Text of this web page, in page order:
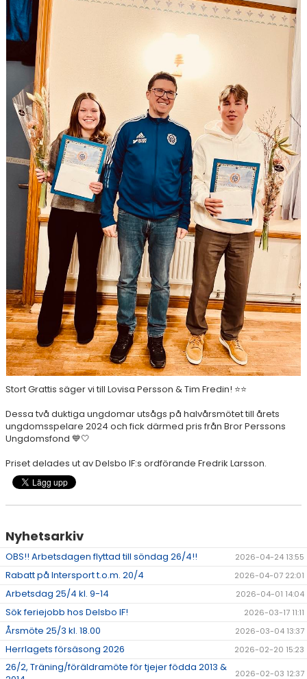
SPONSORER
STÖTTA DIF
KONTAKT
Stort Grattis säger vi till Lovisa Persson & Tim Fredin! ⭐⭐
Dessa två duktiga ungdomar utsågs på halvårsmötet till årets
ungdomsspelare 2024 och fick därmed pris från Bror Perssons
Ungdomsfond 💙🤍
Priset delades ut av Delsbo IF:s ordförande Fredrik Larsson.
Nyhetsarkiv
OBS!! Arbetsdagen flyttad till söndag 26/4!! 2026-04-24 13:55
Rabatt på Intersport t.o.m. 20/4 2026-04-07 22:01
Arbetsdag 25/4 kl. 9-14 2026-04-01 14:04
Sök feriejobb hos Delsbo IF! 2026-03-17 11:11
Årsmöte 25/3 kl. 18.00 2026-03-04 13:37
Herrlagets försäsong 2026 2026-02-20 15:23
26/2, Träning/föräldramöte för tjejer födda 2013 &
2026-02-03 12:37